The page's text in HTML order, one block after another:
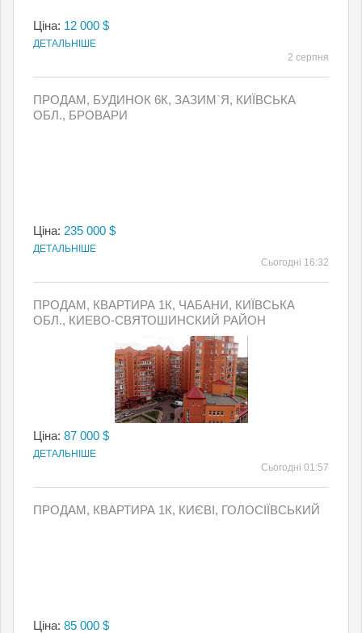
Ціна: 12 000 $
ДЕТАЛЬНІШЕ
2 серпня
ПРОДАМ, БУДИНОК 6К, ЗАЗИМ`Я, КИЇВСЬКА
ОБЛ., БРОВАРИ
Ціна: 235 000 $
ДЕТАЛЬНІШЕ
Сьогодні 16:32
ПРОДАМ, КВАРТИРА 1К, ЧАБАНИ, КИЇВСЬКА
ОБЛ., КИЕВО-СВЯТОШИНСКИЙ РАЙОН
Ціна: 87 000 $
ДЕТАЛЬНІШЕ
Сьогодні 01:57
ПРОДАМ, КВАРТИРА 1К, КИЄВI, ГОЛОСІЇВСЬКИЙ
Ціна: 85 000 $